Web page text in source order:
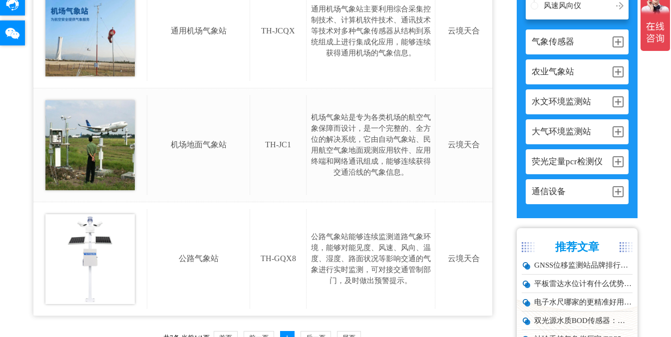
风速风向仪
气象传感器
农业气象站
水文环境监测站
大气环境监测站
荧光定量pcr检测仪
通信设备
推荐文章
GNSS位移监测站品牌排行与选型推荐
平板雷达水位计有什么优势？精准耐用品牌top1推荐！
电子水尺哪家的更精准好用？推荐云境天合TH-SC系列经济型设备
双光源水质BOD传感器：在线水体有机物监测设备厂家推荐
通用机场气象站 TH-JCQX
通用机场气象站主要利用综合采集控
制技术、计算机软件技术、通讯技术
等技术对多种气象传感器从结构到系
统组成上进行集成化应用，能够连续
获得通用机场的气象信息。
云境天合
机场地面气象站 TH-JC1
机场气象站是专为各类机场的航空气
象保障而设计，是一个完整的、全方
位的解决系统，它由自动气象站、民
用航空气象地面观测应用软件、应用
终端和网络通讯组成，能够连续获得
交通沿线的气象信息。
云境天合
公路气象站 TH-GQX8
公路气象站能够连续监测道路气象环
境，能够对能见度、风速、风向、温
度、湿度、路面状况等影响交通的气
象进行实时监测，可对接交通管制部
门，及时做出预警提示。
云境天合